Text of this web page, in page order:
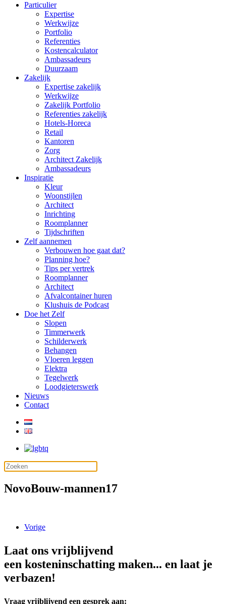
Particulier
Expertise
Werkwijze
Portfolio
Referenties
Kostencalculator
Ambassadeurs
Duurzaam
Zakelijk
Expertise zakelijk
Werkwijze
Zakelijk Portfolio
Referenties zakelijk
Hotels-Horeca
Retail
Kantoren
Zorg
Architect Zakelijk
Ambassadeurs
Inspiratie
Kleur
Woonstijlen
Architect
Inrichting
Roomplanner
Tijdschriften
Zelf aannemen
Verbouwen hoe gaat dat?
Planning hoe?
Tips per vertrek
Roomplanner
Architect
Afvalcontainer huren
Klushuis de Podcast
Doe het Zelf
Slopen
Timmerwerk
Schilderwerk
Behangen
Vloeren leggen
Elektra
Tegelwerk
Loodgieterswerk
Nieuws
Contact
NovoBouw-mannen17
Vorige
Laat ons vrijblijvend
een kosteninschatting maken... en laat je
verbazen!
Vraag vrijblijvend een gesprek aan: